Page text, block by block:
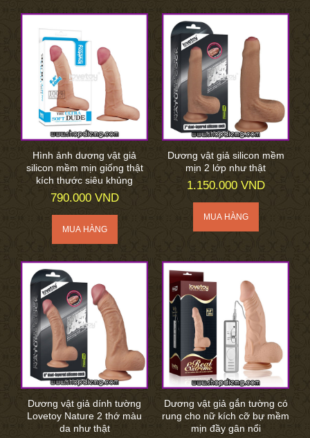
Hình ảnh dương vật giả
silicon mềm mịn giống thật
kích thước siêu khủng
790.000 VND
Dương vật giả silicon mềm
mịn 2 lớp như thật
1.150.000 VND
Dương vật giả dính tường
Lovetoy Nature 2 thớ màu
da như thật
Dương vật giả gắn tường có
rung cho nữ kích cỡ bự mềm
mịn đầy gân nổi